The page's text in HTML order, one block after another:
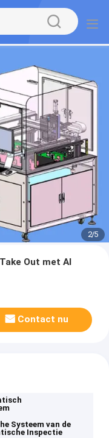
2/5
Out met AI
Contact nu
Systeem van de
Inspectie